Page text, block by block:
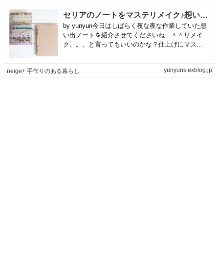
セリアのノートをマステリメイク♪想い出ノート♪ | neige+ 手作りのある暮らし
by yunyun今日はしばらく夜な夜な作業していた想
い出ノートを紹介させてくださいね ＾＾リメイ
ク。。。と言ってもいいのかな？仕上げにマス...
neige+ 手作りのある暮らし yunyuns.exblog.jp